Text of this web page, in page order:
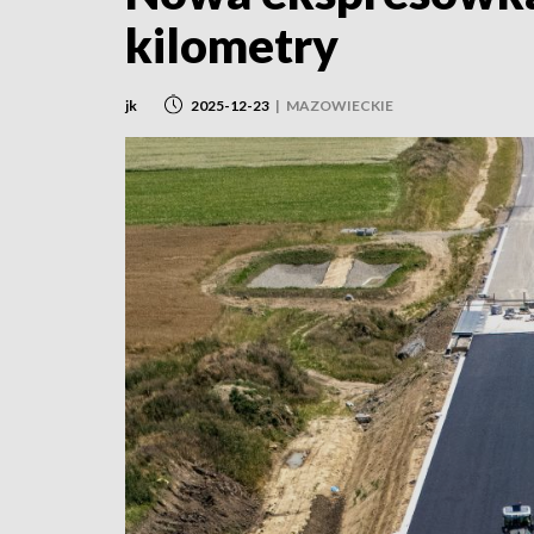
kilometry
jk 2025-12-23 | MAZOWIECKIE